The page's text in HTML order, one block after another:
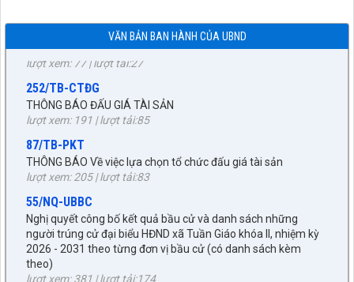
VĂN BẢN BAN HÀNH CỦA UBND
lượt xem: 77 | lượt tải:27
252/TB-CTĐG
THÔNG BÁO ĐẤU GIÁ TÀI SẢN
87/TB-PKT
THÔNG BÁO Về việc lựa chọn tổ chức đấu giá tài sản
55/NQ-UBBC
Nghị quyết công bố kết quả bầu cử và danh sách những
2026 - 2031 theo từng đơn vị bầu cử (có danh sách kèm
theo)
lượt xem: 381 | lượt tải:174
672/KH-UBND
27/NQ-HĐND
Về chủ trương sắp xếp đơn vị hành chính cấp xã trên địa bàn
huyện Tuần Giáo, tỉnh Điện Biên (gửi bản kèm Biên Bản kỳ
họp HĐND)